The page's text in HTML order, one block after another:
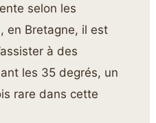
selon les
en Bretagne, il est
à des
les 35 degrés, un
rare dans cette